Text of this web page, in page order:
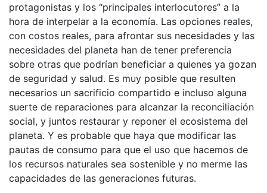
protagonistas y los “principales interlocutores” a la
hora de interpelar a la economía. Las opciones reales,
con costos reales, para afrontar sus necesidades y las
necesidades del planeta han de tener preferencia
sobre otras que podrían beneficiar a quienes ya gozan
de seguridad y salud. Es muy posible que resulten
necesarios un sacrificio compartido e incluso alguna
suerte de reparaciones para alcanzar la reconciliación
social, y juntos restaurar y reponer el ecosistema del
planeta. Y es probable que haya que modificar las
pautas de consumo para que el uso que hacemos de
los recursos naturales sea sostenible y no merme las
capacidades de las generaciones futuras.